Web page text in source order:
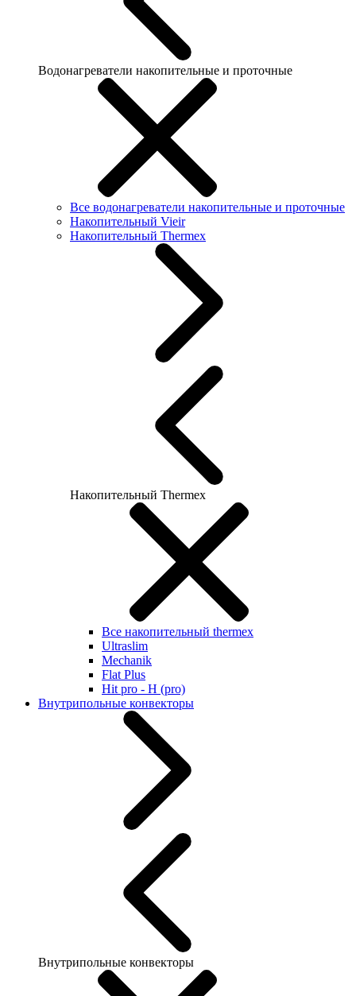
Водонагреватели накопительные и проточные
Все водонагреватели накопительные и проточные
Накопительный Vieir
Накопительный Thermex
Накопительный Thermex
Все накопительный thermex
Ultraslim
Mechanik
Flat Plus
Hit pro - H (pro)
Внутрипольные конвекторы
Внутрипольные конвекторы